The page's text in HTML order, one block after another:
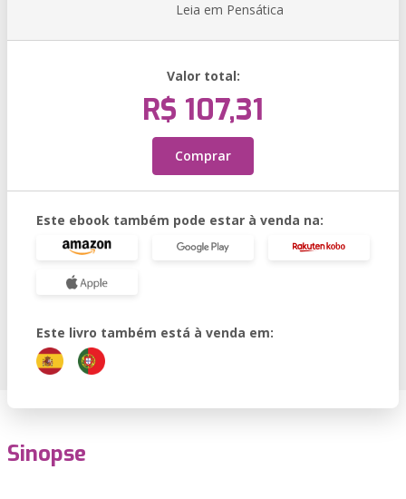
Leia em Pensática
Valor total:
R$ 107,31
Comprar
Este ebook também pode estar à venda na:
Este livro também está à venda em:
Sinopse